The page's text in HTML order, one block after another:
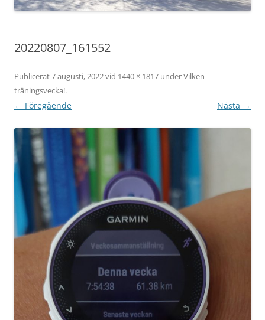
20220807_161552
Publicerat7 augusti, 2022vid 1440 × 1817 underVilken
träningsvecka!.
← Föregående Nästa →